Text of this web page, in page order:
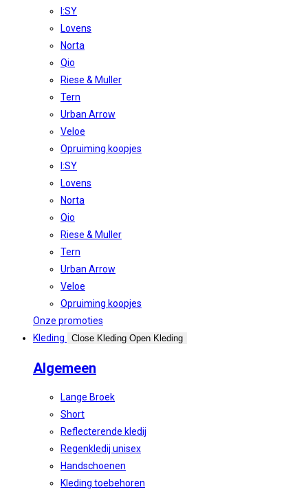
I:SY
Lovens
Norta
Qio
Riese & Muller
Tern
Urban Arrow
Veloe
Opruiming koopjes
I:SY
Lovens
Norta
Qio
Riese & Muller
Tern
Urban Arrow
Veloe
Opruiming koopjes
Onze promoties
Kleding
Close Kleding Open Kleding
Algemeen
Lange Broek
Short
Reflecterende kledij
Regenkledij unisex
Handschoenen
Kleding toebehoren